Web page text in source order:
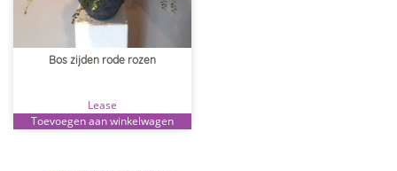
Bos zijden rode rozen
Lease
Toevoegen aan winkelwagen